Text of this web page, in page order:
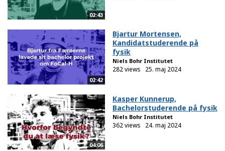
02:43
02:42
Bjartur Mortensen,
Kandidatstuderende på
fysik
Niels Bohr Institutet
282 views 25. maj 2024
04:06
Kasper Kunnerup,
Bachelorstuderende på fysik
Niels Bohr Institutet
362 views 24. maj 2024